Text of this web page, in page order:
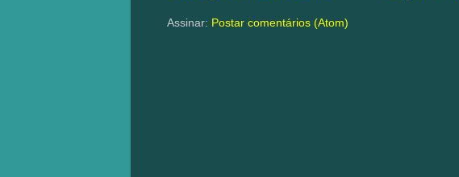
Assinar: Postar comentários (Atom)